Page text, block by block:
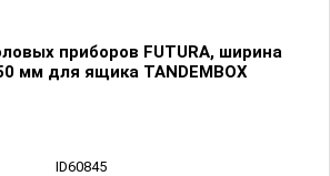
приборов FUTURA, ширина
мм для ящика TANDEMBOX
ID60845